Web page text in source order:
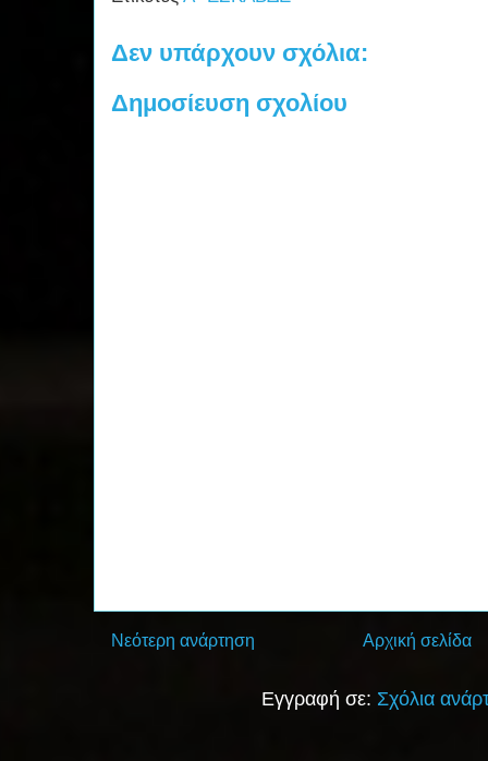
Δεν υπάρχουν σχόλια:
Δημοσίευση σχολίου
Νεότερη ανάρτηση Αρχική σελίδα
Εγγραφή σε: Σχόλια